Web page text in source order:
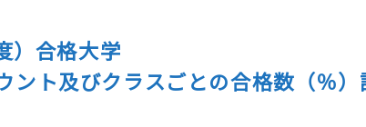
）合格大学
ント及びクラスごとの合格数（％